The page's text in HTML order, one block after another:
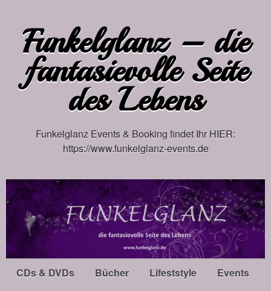
Funkelglanz – die
fantasievolle Seite
des Lebens
Funkelglanz Events & Booking findet Ihr HIER:
https://www.funkelglanz-events.de
CDs & DVDs Bücher Lifeststyle
Events